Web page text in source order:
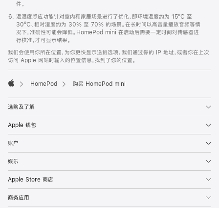
件。
温湿度感应功能针对室内和家居场景进行了优化，即环境温度约为 15ºC 至
30ºC、相对湿度约为 30% 至 70% 的场景。在长时间以高音量播放音频等情
况下，准确性可能会降低。HomePod mini 在启动后需要一定时间对传感器进
行校准，才可显示结果。
我们会使用你所在位置，为你更快显示送货选项。我们通过你的 IP 地址，或者你在上次
访问 Apple 网站时输入的位置信息，找到了你的位置。
HomePod 购买 HomePod mini
选购及了解
Apple 钱包
账户
娱乐
Apple Store 商店
商务应用